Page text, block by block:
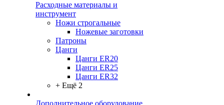
Расходные материалы и
инструмент
Ножи строгальные
Ножевые заготовки
Патроны
Цанги
Цанги ER20
Цанги ER25
Цанги ER32
+ Ещё 2
Дополнительное оборудование